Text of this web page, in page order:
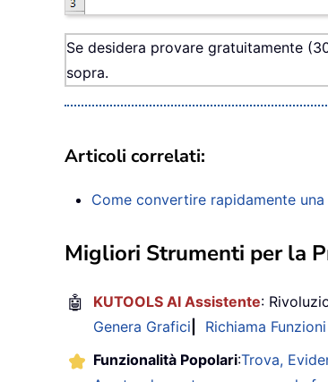
Se desidera provare gratuitamente
sopra.
Articoli correlati:
Come convertire rapidamente
Migliori Strumenti per la
🤖 KUTOOLS AI Assistente:
Genera Grafici
Richiama
Funzionalità Popolari:Trova,